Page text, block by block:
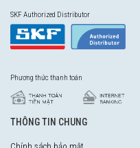
SKF Authorized Distributor
Phương thức thanh toán
THÔNG TIN CHUNG